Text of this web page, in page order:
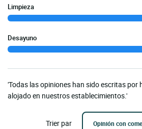
Limpieza
Desayuno
'Todas las opiniones han sido escritas por
alojado en nuestros establecimientos.'
Trier par